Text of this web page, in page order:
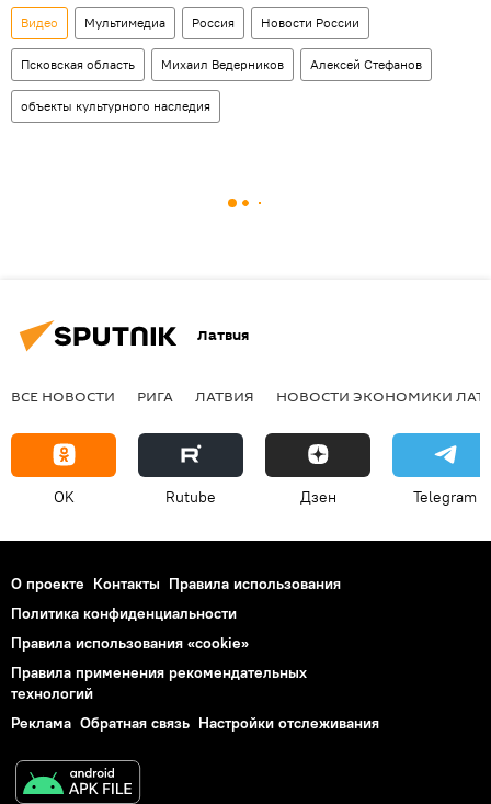
Видео Мультимедиа Россия Новости России
Псковская область Михаил Ведерников Алексей Стефанов
объекты культурного наследия
Латвия
ВСЕ НОВОСТИ РИГА ЛАТВИЯ НОВОСТИ ЭКОНОМИКИ
OK Rutube Дзен Telegram
О проекте Контакты Правила использования
Политика конфиденциальности
Правила использования «cookie»
Правила применения рекомендательных
технологий
Реклама Обратная связь Настройки отслеживания